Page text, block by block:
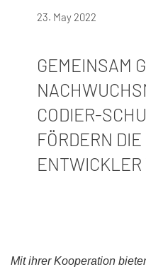
23. May 2022
GEMEINSAM
CODIER-
FÖRDERN
ENTWICKLER
Mit ihrer Kooperation